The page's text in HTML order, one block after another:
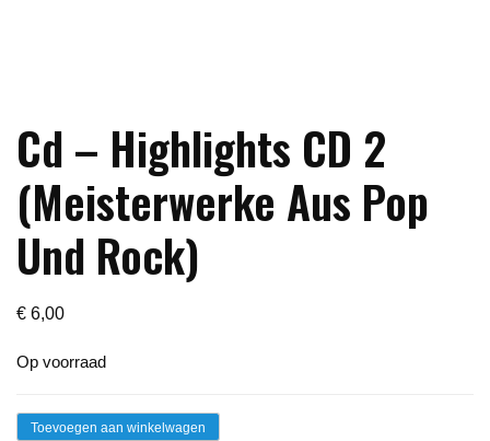
Cd – Highlights CD 2
(Meisterwerke Aus Pop
Und Rock)
€ 6,00
Op voorraad
CdToevoegen aan winkelwagen